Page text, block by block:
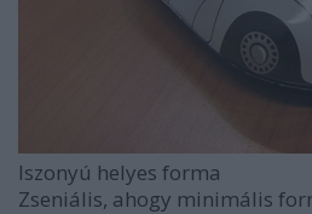
Iszonyú helyes forma
Zseniális, ahogy minimális